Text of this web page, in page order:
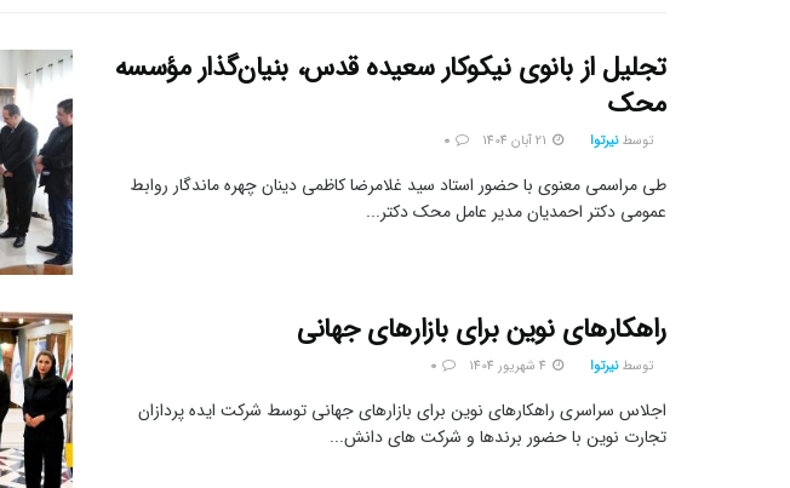
تجلیل از بانوی نیکوکار سعیده قدس، بنیان‌گذار مؤسسه
محک
توسط نیرتوا
طی مراسمی معنوی با حضور استاد سید غلامرضا کاظمی دینان چهره ماندگار روابط
عمومی دکتر احمدیان مدیر عامل محک دکتر...
راهکارهای نوین برای بازارهای جهانی
توسط نیرتوا
اجلاس سراسری راهکارهای نوین برای بازارهای جهانی توسط شرکت ایده پردازان
تجارت نوین با حضور برندها و شرکت های دانش...